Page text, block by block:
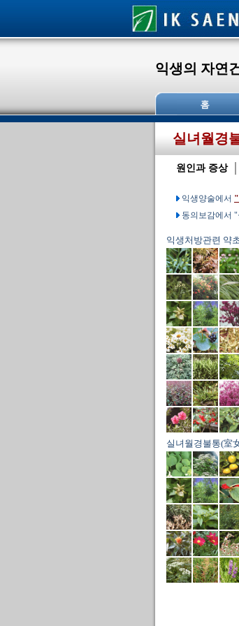
익생의 자연
실녀월경
원인과 증상
익생양술에서
동의보감에서
익생처방관련 약
실녀월경불통(室